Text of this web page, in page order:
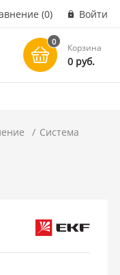
(0) Войти
0
Корзина
0 руб.
Система